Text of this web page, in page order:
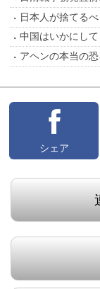
日本人が捨てる
中国はいかにし
アヘンの本当の
シェア